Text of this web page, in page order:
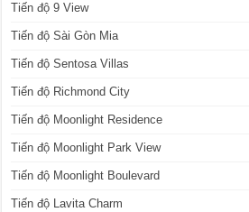
Tiến độ 9 View
Tiến độ Sài Gòn Mia
Tiến độ Sentosa Villas
Tiến độ Richmond City
Tiến độ Moonlight Residence
Tiến độ Moonlight Park View
Tiến độ Moonlight Boulevard
Tiến độ Lavita Charm